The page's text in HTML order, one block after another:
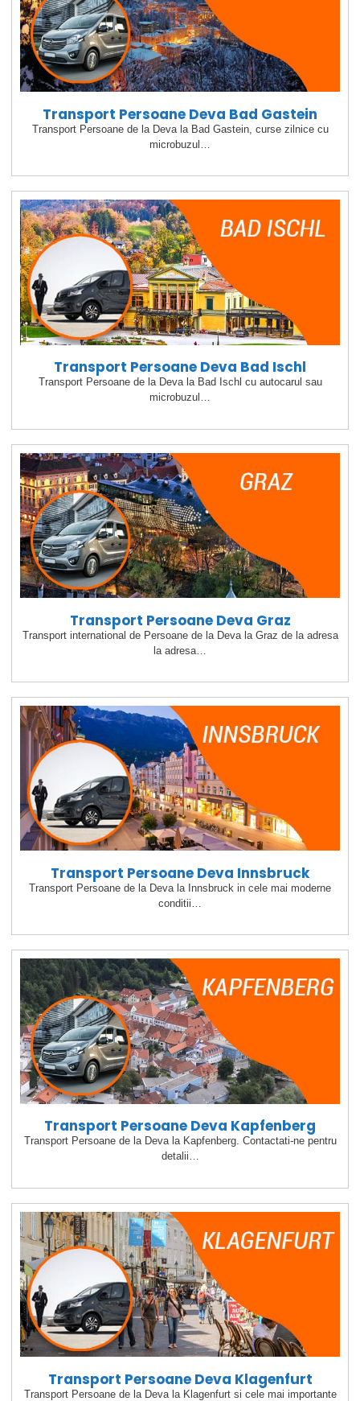
Transport Persoane Deva Bad Gastein
Transport Persoane de la Deva la Bad Gastein, curse zilnice cu
microbuzul…
Transport Persoane Deva Bad Ischl
Transport Persoane de la Deva la Bad Ischl cu autocarul sau
microbuzul…
Transport Persoane Deva Graz
Transport international de Persoane de la Deva la Graz de la adresa
la adresa…
Transport Persoane Deva Innsbruck
Transport Persoane de la Deva la Innsbruck in cele mai moderne
conditii…
Transport Persoane Deva Kapfenberg
Transport Persoane de la Deva la Kapfenberg. Contactati-ne pentru
detalii…
Transport Persoane Deva Klagenfurt
Transport Persoane de la Deva la Klagenfurt si cele mai importante